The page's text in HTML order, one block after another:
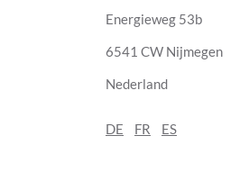
Energieweg 53b
6541 CW Nijmegen
Nederland
DE FR ES